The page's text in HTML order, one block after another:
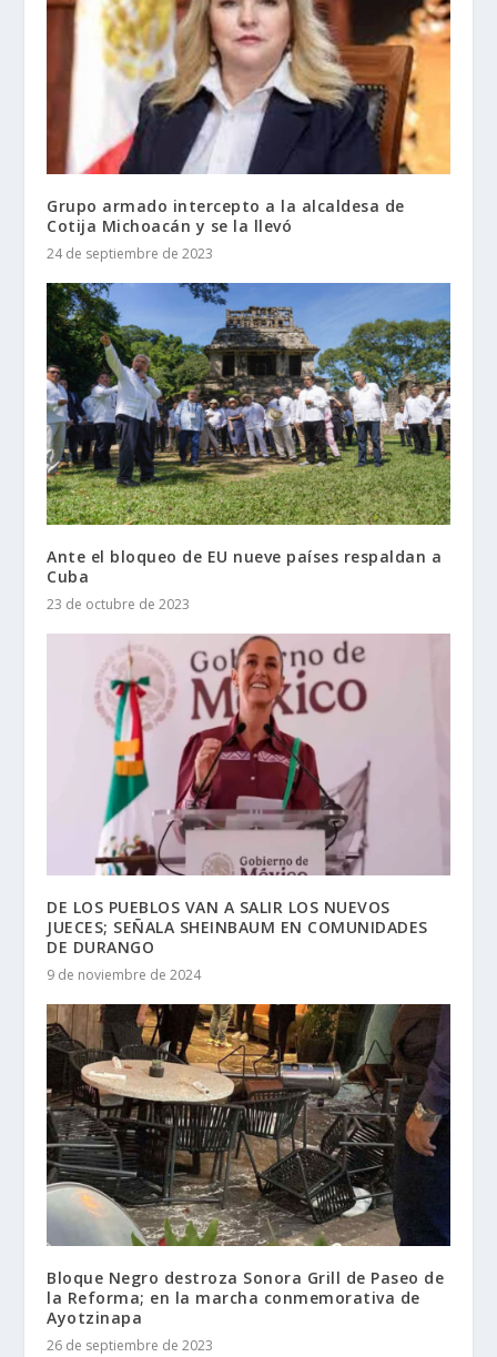
Grupo armado intercepto a la alcaldesa de
Cotija Michoacán y se la llevó
24 de septiembre de 2023
Ante el bloqueo de EU nueve países respaldan a
Cuba
23 de octubre de 2023
DE LOS PUEBLOS VAN A SALIR LOS NUEVOS
JUECES; SEÑALA SHEINBAUM EN COMUNIDADES
DE DURANGO
9 de noviembre de 2024
Bloque Negro destroza Sonora Grill de Paseo de
la Reforma; en la marcha conmemorativa de
Ayotzinapa
26 de septiembre de 2023